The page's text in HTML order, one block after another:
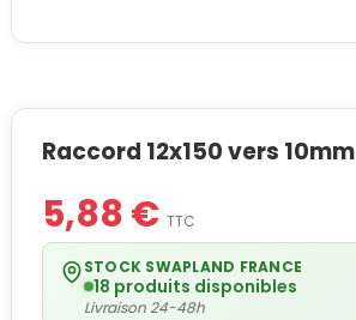
Raccord 12x150 vers 10mm
5,88 € TTC
STOCK SWAPLAND FRANCE
18 produits disponibles
Livraison 24-48h